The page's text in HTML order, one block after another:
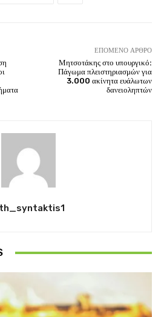
ΕΠΌΜΕΝΟ ΆΡΘΡΟ
Μητσοτάκης στο υπουργικό:
Πάγωμα πλειστηριασμών για
3.000 ακίνητα ευάλωτων
δανειοληπτών